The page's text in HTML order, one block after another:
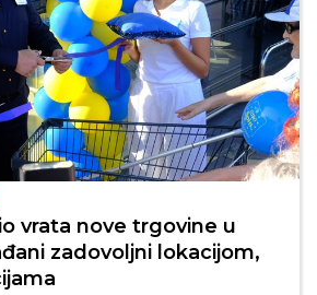
vrata nove trgovine u
zadovoljni lokacijom,